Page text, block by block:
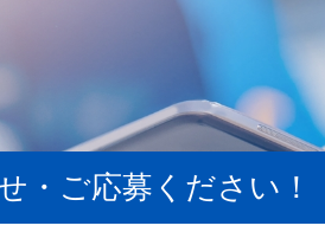
・ご応募ください！